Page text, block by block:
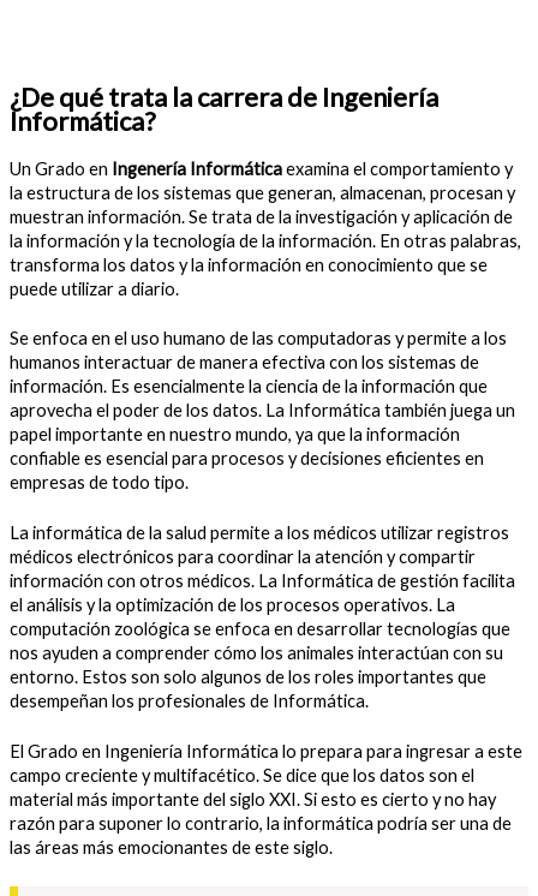
¿De qué trata la carrera de Ingeniería
Informática?
Un Grado en Ingenería Informáticaexamina el comportamiento y
la estructura de los sistemas que generan, almacenan, procesan y
muestran información. Se trata de la investigación y aplicación de
la información y la tecnología de la información. En otras palabras,
transforma los datos y la información en conocimiento que se
puede utilizar a diario.
Se enfoca en el uso humano de las computadoras y permite a los
humanos interactuar de manera efectiva con los sistemas de
información. Es esencialmente la ciencia de la información que
aprovecha el poder de los datos. La Informática también juega un
papel importante en nuestro mundo, ya que la información
confiable es esencial para procesos y decisiones eficientes en
empresas de todo tipo.
La informática de la salud permite a los médicos utilizar registros
médicos electrónicos para coordinar la atención y compartir
información con otros médicos. La Informática de gestión facilita
el análisis y la optimización de los procesos operativos. La
computación zoológica se enfoca en desarrollar tecnologías que
nos ayuden a comprender cómo los animales interactúan con su
entorno. Estos son solo algunos de los roles importantes que
desempeñan los profesionales de Informática.
El Grado en Ingeniería Informática lo prepara para ingresar a este
campo creciente y multifacético. Se dice que los datos son el
material más importante del siglo XXI. Si esto es cierto y no hay
razón para suponer lo contrario, la informática podría ser una de
las áreas más emocionantes de este siglo.